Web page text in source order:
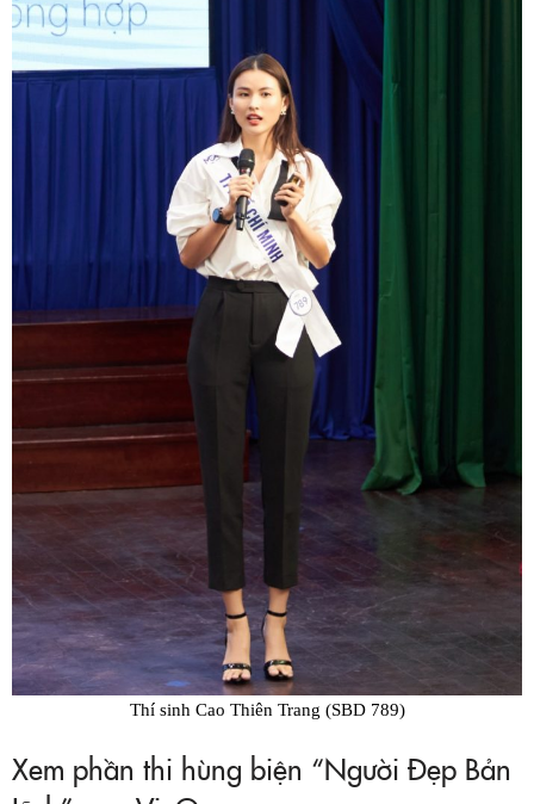
Thí sinh Cao Thiên Trang (SBD 789)
Xem phần thi hùng biện “Người Đẹp Bản